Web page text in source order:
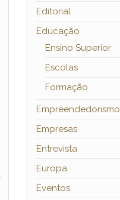
Editorial
Educação
Ensino Superior
Escolas
Formação
Empreendedorismo
Empresas
Entrevista
Europa
Eventos